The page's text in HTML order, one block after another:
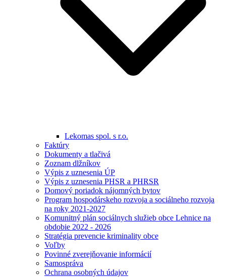
Lekomas spol. s r.o.
Faktúry
Dokumenty a tlačivá
Zoznam dlžníkov
Výpis z uznesenia ÚP
Výpis z uznesenia PHSR a PHRSR
Domový poriadok nájomných bytov
Program hospodárskeho rozvoja a sociálneho rozvoja
na roky 2021-2027
Komunitný plán sociálnych služieb obce Lehnice na
obdobie 2022 - 2026
Stratégia prevencie kriminality obce
Voľby
Povinné zverejňovanie informácií
Samospráva
Ochrana osobných údajov